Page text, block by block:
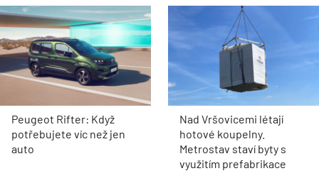
Peugeot Rifter: Když
potřebujete víc než jen
auto
Nad Vršovicemi létají
hotové koupelny.
Metrostav staví byty s
využitím prefabrikace